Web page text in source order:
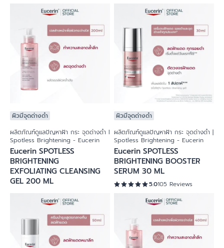
ผิวมีจุดด่างดำ
ผลิตภัณฑ์ดูแลปัญหาฝ้า กระ จุดด่างดำ l
Spotless Brightening - Eucerin
Eucerin SPOTLESS
BRIGHTENING
EXFOLIATING CLEANSING
GEL 200 ML
ผิวมีจุดด่างดำ
ผลิตภัณฑ์ดูแลปัญหาฝ้า กระ จุดด่างดำ |
Spotless Brightening - Eucerin
Eucerin SPOTLESS
BRIGHTENING BOOSTER
SERUM 30 ML
5.0105 Reviews